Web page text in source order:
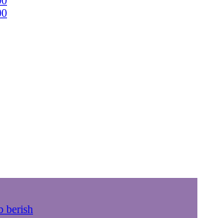
berish